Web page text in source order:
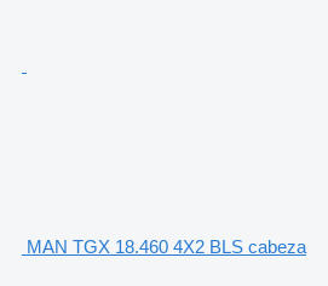
MAN TGX 18.460 4X2 BLS cabeza